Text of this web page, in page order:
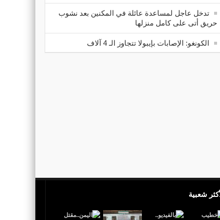
تدخل عاجل لمساعدة عائلة في المكنين بعد نشوب
حريق أتى على كامل منزلها
الكونغو: الإصابات بإيبولا تتجاوز الـ 4 آلاف
شعبية